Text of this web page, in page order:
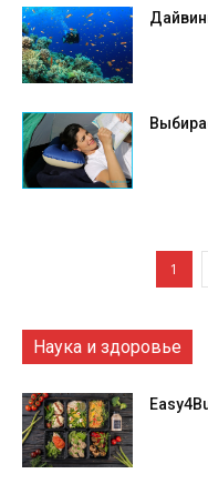
1
Наука и здоровье